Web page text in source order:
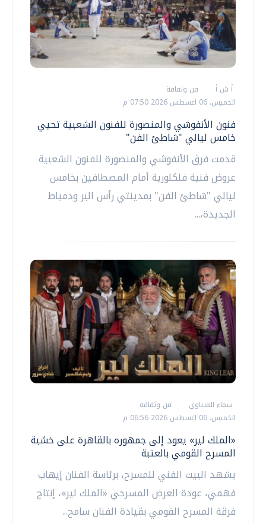
أ ش أ
فن وثقافة
الخميس، 06 اغسطس 2026 07:50 م
فنون الأنفوشي والمنصورة للفنون الشعبية تحيي
خامس ليالي "شاطئ الفن"
قدمت فرق الأنفوشي والمنصورة للفنون الشعبية
عروض فنية فلكلورية أمام المصطافين بخامس
ليالي "شاطئ الفن" بمدينتي رأس البر ودمياط
الجديدة،...
سماء المنياوي
فن وثقافة
الخميس، 06 اغسطس 2026 06:56 م
«الملك لير» يعود إلى جمهوره بالقاهرة على خشبة
المسرح القومي بالعتبة
يشهد البيت الفني للمسرح، برئاسة الفنان إيهاب
فهمي، عودة العرض المسرحي «الملك لير»، إنتاج
فرقة المسرح القومي بقيادة الفنان سامح...